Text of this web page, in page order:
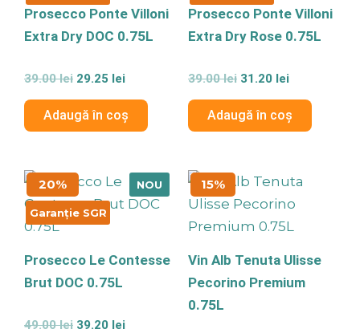
Prosecco Ponte Villoni
Extra Dry DOC 0.75L
Evaluat
0
39.00lei 29.25 lei
Adaugă în coș
Prosecco Ponte Villoni
Extra Dry Rose 0.75L
Evaluat
0
39.00lei 31.20 lei
Adaugă în coș
20%
Garanție SGR
NOU
Prosecco Le Contesse
Brut DOC 0.75L
Evaluat
49.00lei
Prețul
inițial
fost:
39.20 lei
Prețul
curent
este:
15%
Vin Alb Tenuta Ulisse
Pecorino Premium
0.75L
Prețul
a
fost:
Prețul
este: